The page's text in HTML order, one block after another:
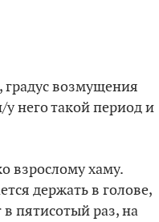
градус возмущения
него такой период и
взрослому хаму.
держать в голове,
пятисотый раз, на